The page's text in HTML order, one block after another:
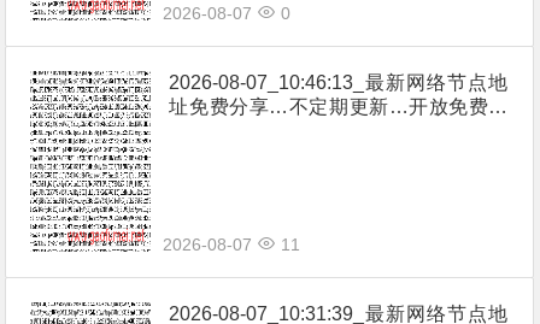
2026-08-07 0
2026-08-07_10:46:13_最新网络节点地
址免费分享…不定期更新…开放免费分
2026-08-07 11
2026-08-07_10:31:39_最新网络节点地